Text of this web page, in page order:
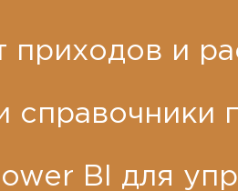
приходов и
справочники
BI для